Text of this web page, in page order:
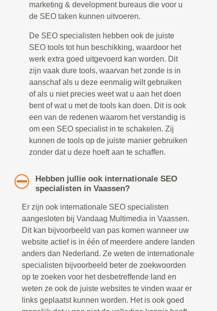
marketing & development bureaus die voor u
de SEO taken kunnen uitvoeren.
De SEO specialisten hebben ook de juiste
SEO tools tot hun beschikking, waardoor het
werk extra goed uitgevoerd kan worden. Dit
zijn vaak dure tools, waarvan het zonde is in
aanschaf als u deze eenmalig wilt gebruiken
of als u niet precies weet wat u aan het doen
bent of wat u met de tools kan doen. Dit is ook
een van de redenen waarom het verstandig is
om een SEO specialist in te schakelen. Zij
kunnen de tools op de juiste manier gebruiken
zonder dat u deze hoeft aan te schaffen.
Hebben jullie ook internationale SEO
specialisten in Vaassen?
Er zijn ook internationale SEO specialisten
aangesloten bij Vandaag Multimedia in Vaassen.
Dit kan bijvoorbeeld van pas komen wanneer uw
website actief is in één of meerdere andere landen
anders dan Nederland. Ze weten de internationale
specialisten bijvoorbeeld beter de zoekwoorden
op te zoeken voor het desbetreffende land en
weten ze ook de juiste websites te vinden waar er
links geplaatst kunnen worden. Het is ook goed